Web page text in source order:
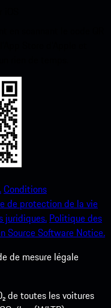
Conditions
de protection de la vie
juridiques. Politique des
Source Software Notice.
de mesure légale
de toutes les voitures